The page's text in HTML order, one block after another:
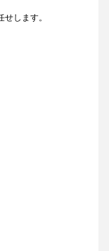
します。